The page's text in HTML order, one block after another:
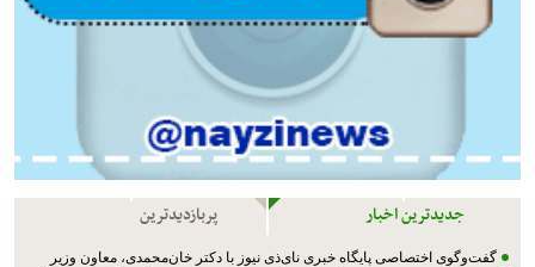
جدیدترین اخبار پربازدیدترین
گفت‌وگوی اختصاصی پایگاه خبری نای‌ذی نیوز با دکتر خان‌محمدی، معاون وزیر